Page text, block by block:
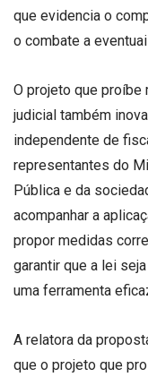
que evidencia o
o combate a
O projeto que proíbe
judicial também
independente de
representantes do
Pública e da
acompanhar a
propor medidas
garantir que a lei
uma ferramenta
A relatora da
que o projeto que